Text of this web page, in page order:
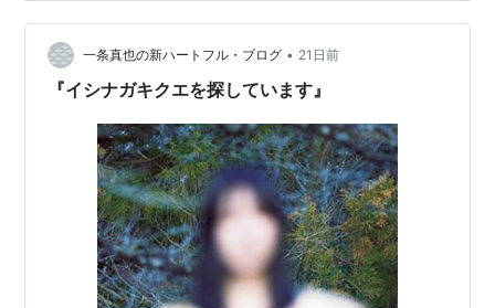
テレビせとうち（TSC） 岡山県及び香川県 [広島
東部・山陰・愛媛東部の一部]
長崎北部と大分北部及び熊本北部の一部]
たった６局で全国の総世帯の７割近くをカバーしてお
り、効率的なネットワークではあるが、実際に視聴でき
る地域は、日本の国土の３割強のため、都市圏ローカル
という現実がある。関西・中京のネット局は県域局であ
一条真也の新ハートフル・ブログ • 21日前
『イシナガキクエを探しています』